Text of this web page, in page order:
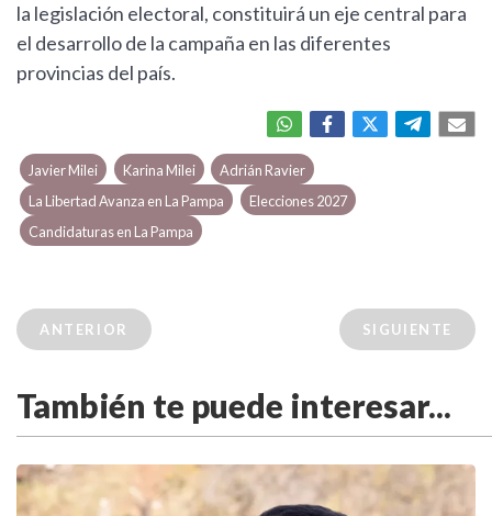
la legislación electoral, constituirá un eje central para
el desarrollo de la campaña en las diferentes
provincias del país.
Javier Milei Karina Milei
Adrián Ravier
La Libertad Avanza en La Pampa
Elecciones 2027
Candidaturas en La Pampa
ANTERIOR SIGUIENTE
También te puede interesar...